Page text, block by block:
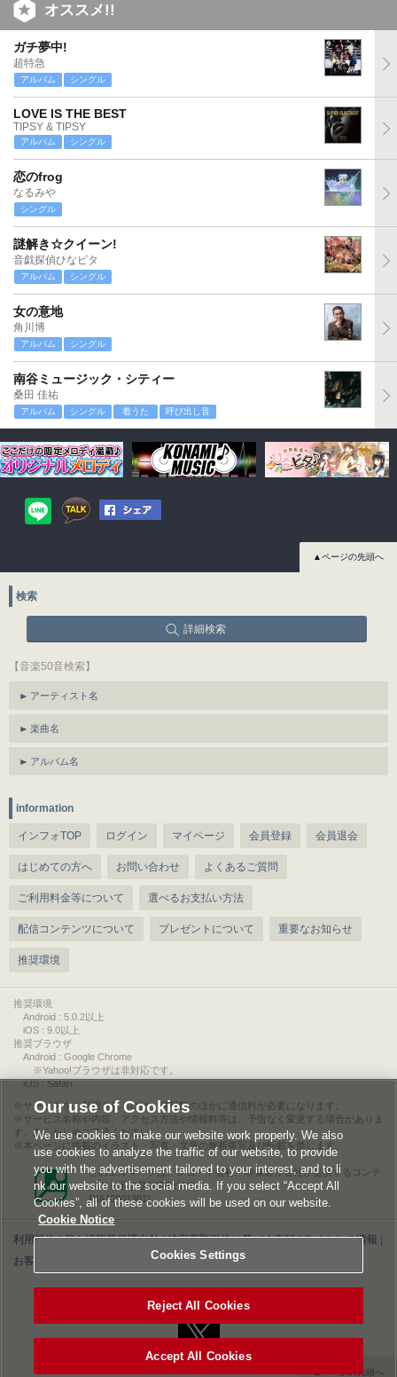
オススメ!!
ガチ夢中!
超特急
アルバム シングル
LOVE IS THE BEST
TIPSY & TIPSY
アルバム シングル
恋のfrog
なるみや
シングル
謎解き☆クイーン!
音戯探偵ひなビタ
アルバム シングル
女の意地
角川博
アルバム シングル
南谷ミュージック・シティー
桑田 佳祐
アルバム シングル 着うた 呼び出し音
▲ページの先頭へ
検索
詳細検索
【音楽50音検索】
アーティスト名
楽曲名
アルバム名
information
インフォTOP ログイン マイページ 会員登録 会員退会
はじめての方へ お問い合わせ よくあるご質問
ご利用料金等について 選べるお支払い方法
配信コンテンツについて プレゼントについて 重要なお知らせ
推奨環境
推奨環境
Android : 5.0.2以上
iOS : 9.0以上
推奨ブラウザ
Android : Google Chrome
※Yahoo!ブラウザは非対応です。
iOS : Safari
サービスをご利用されるには、情報料のほかに通信料が必要になります。
サービス名称や内容、アクセス方法や情報料等は、予告なく変更する場合がありま
す。あらかじめご了承ください。
本ページに掲載のイラスト・写真・文章の無断複写及び転載を禁じます。
このエルマークは、レコード会社・映像製作会社が提供するコンテ
ンツを示す登録商標です。
RIAJ00013011
利用規約|個人情報等保護方針|特定商取引法に基づく表記|ライセンス情報
お客様情報の外部送信について|Cookies Settings
▲ページの先頭へ
Our use of Cookies
We use cookies to make our website work properly. We also
use cookies to analyze the traffic of our website, to provide
you with the advertisement tailored to your interest, and to li
nk our website to the social media. If you select “Accept All
Cookies”, all of these cookies will be used on our website.
Cookie Notice
Cookies Settings
Reject All Cookies
Accept All Cookies